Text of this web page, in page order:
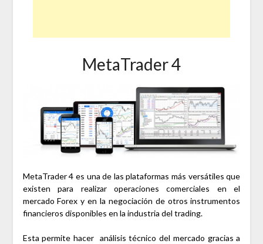
MetaTrader 4
MetaTrader 4 es una de las plataformas más versátiles que
existen para realizar operaciones comerciales en el
mercado Forex y en la negociación de otros instrumentos
financieros disponibles en la industria del trading.
Esta permite hacer análisis técnico del mercado gracias a